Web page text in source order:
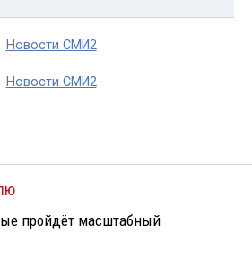
Новости СМИ2
Новости СМИ2
пройдёт масштабный